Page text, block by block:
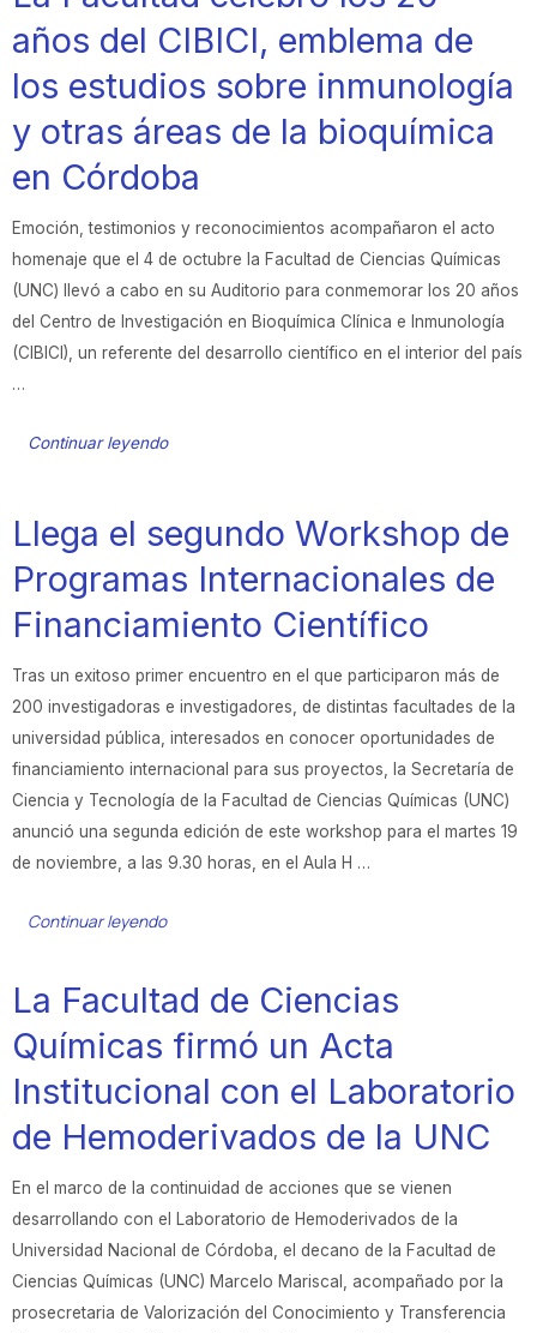
años del CIBICI, emblema de
los estudios sobre inmunología
y otras áreas de la bioquímica
en Córdoba
Emoción, testimonios y reconocimientos acompañaron el acto
homenaje que el 4 de octubre la Facultad de Ciencias Químicas
(UNC) llevó a cabo en su Auditorio para conmemorar los 20 años
del Centro de Investigación en Bioquímica Clínica e Inmunología
(CIBICI), un referente del desarrollo científico en el interior del país
…
Continuar leyendo
Llega el segundo Workshop de
Programas Internacionales de
Financiamiento Científico
Tras un exitoso primer encuentro en el que participaron más de
200 investigadoras e investigadores, de distintas facultades de la
universidad pública, interesados en conocer oportunidades de
financiamiento internacional para sus proyectos, la Secretaría de
Ciencia y Tecnología de la Facultad de Ciencias Químicas (UNC)
anunció una segunda edición de este workshop para el martes 19
de noviembre, a las 9.30 horas, en el Aula H …
Continuar leyendo
La Facultad de Ciencias
Químicas firmó un Acta
Institucional con el Laboratorio
de Hemoderivados de la UNC
En el marco de la continuidad de acciones que se vienen
desarrollando con el Laboratorio de Hemoderivados de la
Universidad Nacional de Córdoba, el decano de la Facultad de
Ciencias Químicas (UNC) Marcelo Mariscal, acompañado por la
prosecretaria de Valorización del Conocimiento y Transferencia